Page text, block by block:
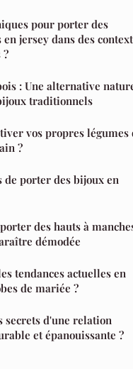
pour porter des
jersey dans des
: Une alternative
traditionnels
vos propres légumes
?
de porter des bijoux en
des hauts à
démodée
tendances actuelles en
de mariée ?
secrets d'une relation
et épanouissante ?